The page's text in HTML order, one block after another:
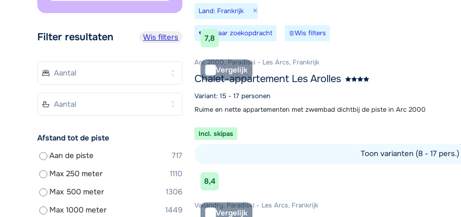
Land: Frankrijk ×
Bewaar zoekopdracht Wis filters
7,8
Vergelijk
Arc 2000, Paradiski - Les Arcs, Frankrijk
Chalet-appartement Les Arolles
Variant: 15 - 17 personen
Ruime en nette appartementen met zwembad dichtbij de piste in Arc 2000
Incl. skipas
Toon varianten (8 - 17 pers.)
Bekijk accommodatie
8,4
Vergelijk
Vallandry, Paradiski - Les Arcs, Frankrijk
Filter resultaten Wis filters
Afstand tot de piste
Aan de piste
717
Max 250 meter
1110
Max 500 meter
1306
Max 1000 meter
1449